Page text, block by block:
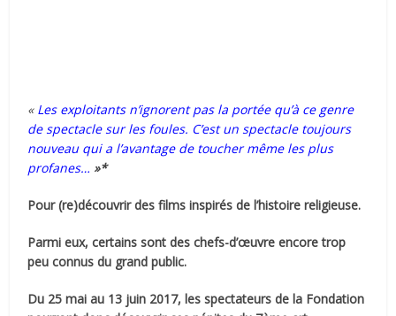
«Les exploitants n’ignorent pas la portée qu’à ce genre
de spectacle sur les foules. C’est un spectacle toujours
nouveau qui a l’avantage de toucher même les plus
profanes… »*
Pour (re)découvrir des films inspirés de l’histoire religieuse.
Parmi eux, certains sont des chefs-d’œuvre encore trop
peu connus du grand public.
Du 25 mai au 13 juin 2017, les spectateurs de la Fondation